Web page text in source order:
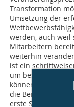
Transforma­tion
Umsetzung der
werden, auch weil
Mitarbeitern
weiterhin
ist ein
um bestehende
können. Auch
die Beispiele aus
erste Schritte im